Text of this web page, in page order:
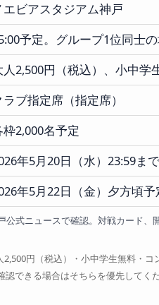
エビアスタジアム神戸
予定。グループ1位同士
人2,500円（税込）、小中学
ラブ指定席（指定席）
枠2,000名予定
年5月20日（水）23:59まで
年5月22日（金）夕方頃予
式ニュースで確認。対戦カード、
円（税込）・小中学生無料・
できる場合はそちらを優先してくだ